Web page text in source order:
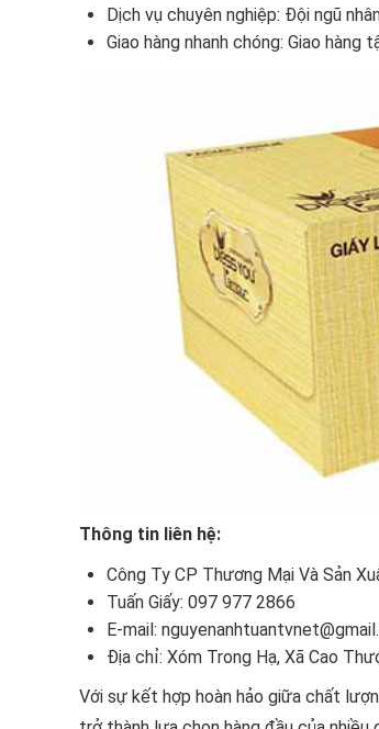
Dịch vụ chuyên nghiệp: Đội ngũ
Giao hàng nhanh chóng: Giao hàng
Thông tin liên hệ:
Công Ty CP Thương Mại Và Sản
Tuấn Giấy: 097 977 2866
E-mail:
Địa chỉ: Xóm Trong Hạ, Xã Cao
Với sự kết hợp hoàn hảo giữa chất